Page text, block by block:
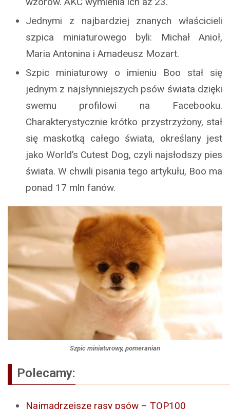
Jednymi z najbardziej znanych właścicieli
szpica miniaturowego byli: Michał Anioł,
Maria Antonina i Amadeusz Mozart.
Szpic miniaturowy o imieniu Boo stał się
jednym z najsłynniejszych psów świata dzięki
swemu profilowi na Facebooku.
Charakterystycznie krótko przystrzyżony, stał
się maskotką całego świata, określany jest
jako World’s Cutest Dog, czyli najsłodszy pies
świata. W chwili pisania tego artykułu, Boo ma
ponad 17 mln fanów.
Szpic miniaturowy, pomeranian
Polecamy:
Najmądrzejsze rasy psów – TOP100